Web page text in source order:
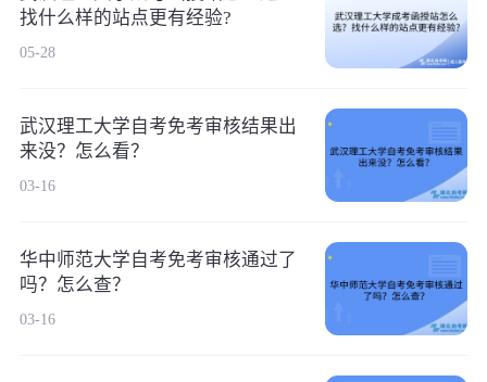
找什么样的站点更有经验?
05-28
武汉理工大学自考免考审核结果出
来没？怎么看？
03-16
华中师范大学自考免考审核通过了
吗？怎么查？
03-16